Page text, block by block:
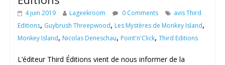
4 juin 2019 Lageekroom 0 Comments
avis Third
Editions, Guybrush Threepwood, Les Mystères de Monkey Island,
Monkey Island, Nicolas Deneschau, Point'n'Click, Third Editions
L’éditeur Third Éditions vient de nous informer de la